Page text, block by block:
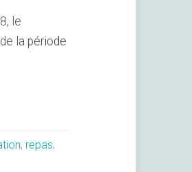
le
la période
, repas,